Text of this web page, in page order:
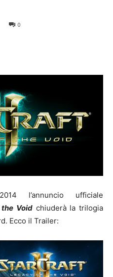
0
l’annuncio ufficiale
Void chiuderà la trilogia
Ecco il Trailer: